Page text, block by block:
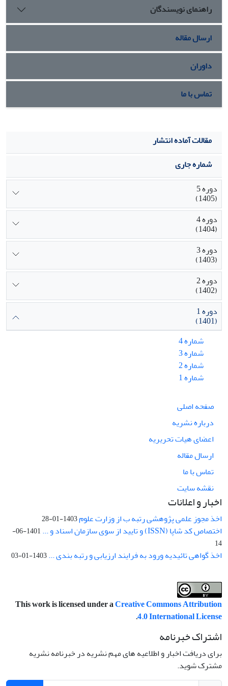
تواند از بدنه توپ­های ضد هوایی در برابر محیط­های خورنده با
رطوبت بالا، محافظت مناسبی انجام دهد.
راهنمای نویسندگان
ارسال مقاله
داوران
تماس با ما
مقالات آماده انتشار
شماره جاری
دوره 5
(1405)
دوره 4
(1404)
دوره 3
(1403)
دوره 2
(1402)
دوره 1
(1401)
شماره 4
شماره 3
شماره 2
شماره 1
صفحه اصلی
درباره نشریه
اعضای هیات تحریریه
ارسال مقاله
تماس با ما
نقشه سایت
اخبار و اعلانات
اخذ مجوز علمی پژوهشی رتبه ب از وزارت علوم1403-01-28
اختصاص کد شاپا (ISSN) و تایید از سوی سازمان اسناد و ...
1401-06-
14
اخذ گواهی تائیدیه ورود به فرایند ارزیابی و رتبه بندی ...1403-01-03
This work is licensed under aCreative Commons Attribution
4.0 International License
.
اشتراک خبرنامه
برای دریافت اخبار و اطلاعیه های مهم نشریه در خبرنامه نشریه
مشترک شوید.